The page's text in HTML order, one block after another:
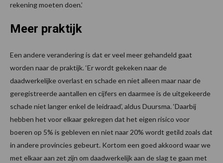
rekening moeten doen.’
Meer praktijk
Een andere verandering is dat er veel meer gehandeld gaat
worden naar de praktijk. ‘Er wordt gekeken naar de
daadwerkelijke overlast en schade en niet alleen maar naar de
geregistreerde aantallen en cijfers en daarmee is de uitgekeerde
schade niet langer enkel de leidraad’, aldus Duursma. ‘Daarbij
hebben het voor elkaar gekregen dat het eigen risico voor
boeren op 5% is gebleven en niet naar 20% wordt getild zoals dat
in andere provincies gebeurt. Kortom een goed akkoord waar we
met elkaar aan zet zijn om daadwerkelijk aan de slag te gaan met